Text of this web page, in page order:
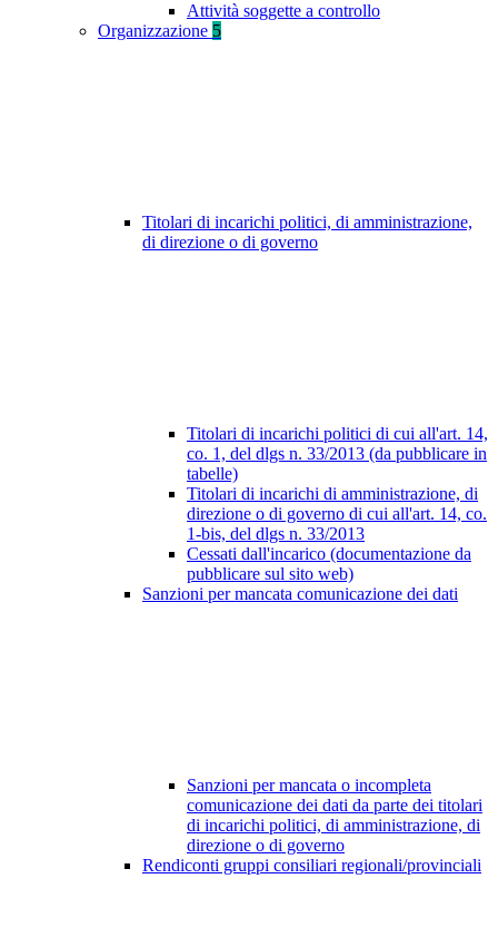
Attività soggette a controllo
Organizzazione 5
Titolari di incarichi politici, di amministrazione,
di direzione o di governo
Titolari di incarichi politici di cui all'art. 14,
co. 1, del dlgs n. 33/2013 (da pubblicare in
tabelle)
Titolari di incarichi di amministrazione, di
direzione o di governo di cui all'art. 14, co.
1-bis, del dlgs n. 33/2013
Cessati dall'incarico (documentazione da
pubblicare sul sito web)
Sanzioni per mancata comunicazione dei dati
Sanzioni per mancata o incompleta
comunicazione dei dati da parte dei titolari
di incarichi politici, di amministrazione, di
direzione o di governo
Rendiconti gruppi consiliari regionali/provinciali